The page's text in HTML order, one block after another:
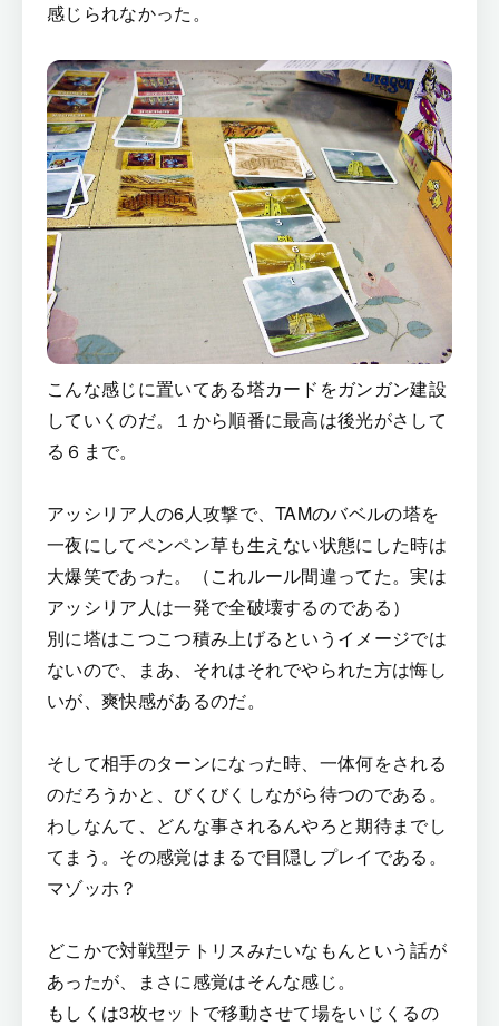
感じられなかった。
こんな感じに置いてある塔カードをガンガン建設
していくのだ。１から順番に最高は後光がさして
る６まで。
アッシリア人の6人攻撃で、TAMのバベルの塔を
一夜にしてペンペン草も生えない状態にした時は
大爆笑であった。（これルール間違ってた。実は
アッシリア人は一発で全破壊するのである）
別に塔はこつこつ積み上げるというイメージでは
ないので、まあ、それはそれでやられた方は悔し
いが、爽快感があるのだ。
そして相手のターンになった時、一体何をされる
のだろうかと、びくびくしながら待つのである。
わしなんて、どんな事されるんやろと期待までし
てまう。その感覚はまるで目隠しプレイである。
マゾッホ？
どこかで対戦型テトリスみたいなもんという話が
あったが、まさに感覚はそんな感じ。
もしくは3枚セットで移動させて場をいじくるの